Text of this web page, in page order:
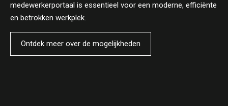
medewerkerportaal is essentieel voor een moderne, efficiënte
en betrokken werkplek.
Ontdek meer over de mogelijkheden